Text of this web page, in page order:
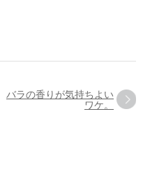
バラの香りが気持ちよい
ワケ。